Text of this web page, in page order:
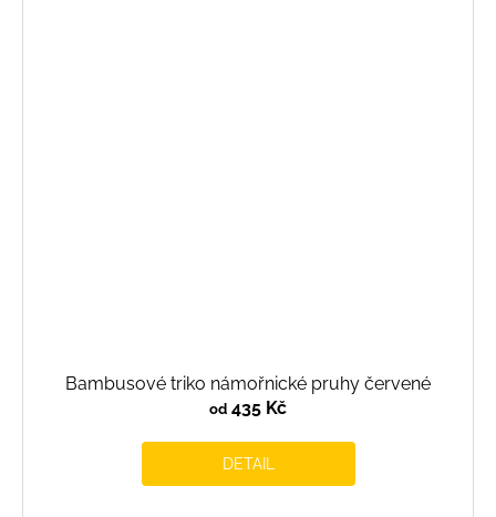
Bambusové triko námořnické pruhy červené
od 435 Kč
DETAIL